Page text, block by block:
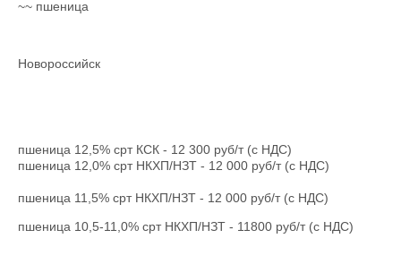
~~ пшеница
Новороссийск
пшеница 12,5% срт КСК - 12 300 руб/т (с НДС)
пшеница 12,0% срт НКХП/НЗТ - 12 000 руб/т (с НДС)
пшеница 11,5% срт НКХП/НЗТ - 12 000 руб/т (с НДС)
пшеница 10,5-11,0% срт НКХП/НЗТ - 11800 руб/т (с НДС)